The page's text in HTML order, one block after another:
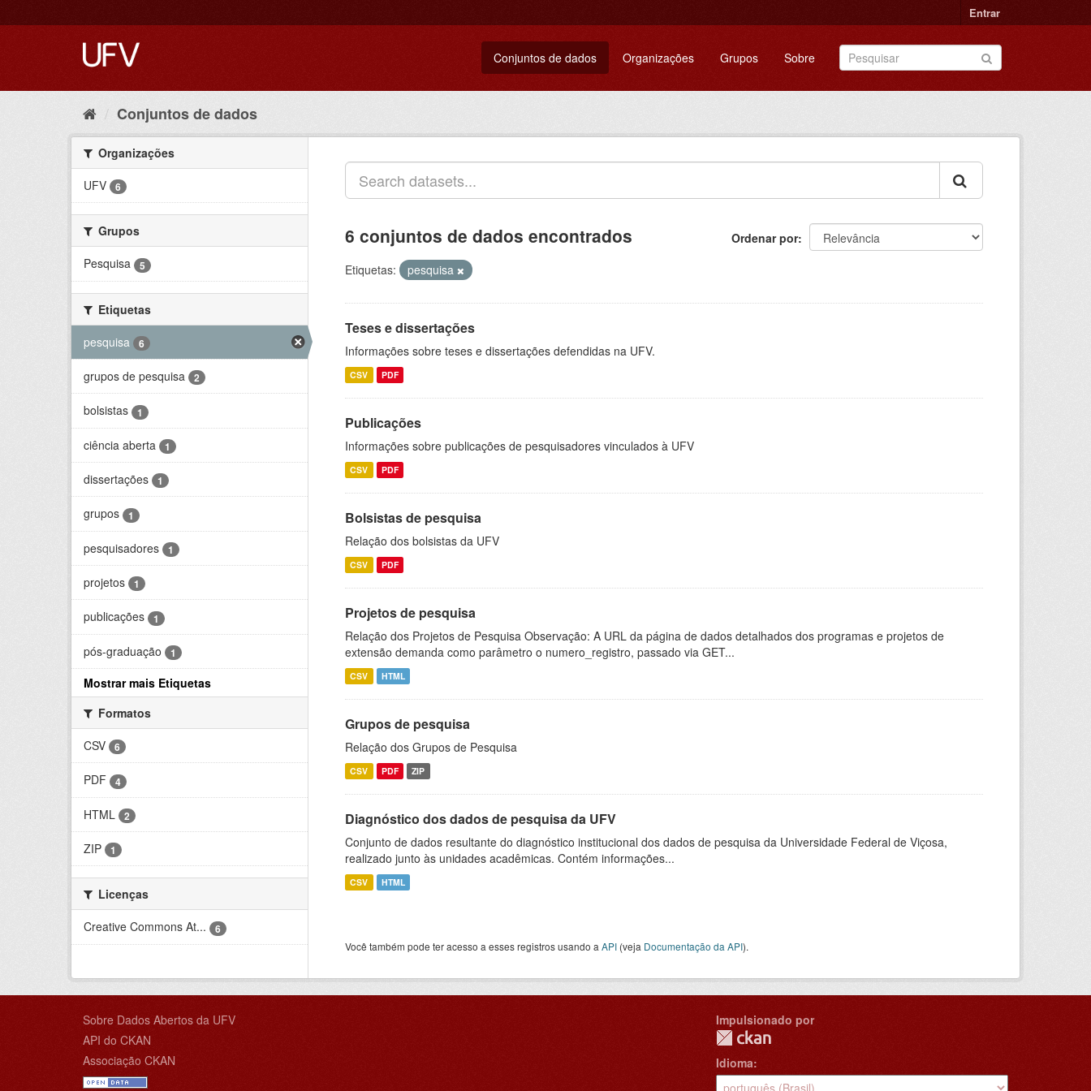
Entrar
Conjuntos de dados Organizações Grupos Sobre
Conjuntos de dados
Organizações
UFV
6
Grupos
Pesquisa
5
Etiquetas
pesquisa
6
grupos de pesquisa 2
bolsistas 1
ciência aberta 1
dissertações 1
grupos 1
pesquisadores 1
projetos 1
publicações 1
pós-graduação 1
Mostrar mais Etiquetas
Formatos
CSV
6
PDF 4
HTML 2
ZIP 1
Licenças
Creative Commons At...
6
Ordenar por
6 conjuntos de dados encontrados
Etiquetas: pesquisa
Teses e dissertações
Informações sobre teses e dissertações defendidas na UFV.
CSV PDF
Publicações
Informações sobre publicações de pesquisadores vinculados à UFV
CSV PDF
Bolsistas de pesquisa
Relação dos bolsistas da UFV
CSV PDF
Projetos de pesquisa
Relação dos Projetos de Pesquisa Observação: A URL da página de dados detalhados dos programas e projetos de
extensão demanda como parâmetro o numero_registro, passado via GET...
CSV HTML
Grupos de pesquisa
Relação dos Grupos de Pesquisa
CSV PDF ZIP
Diagnóstico dos dados de pesquisa da UFV
Conjunto de dados resultante do diagnóstico institucional dos dados de pesquisa da Universidade Federal de Viçosa,
realizado junto às unidades acadêmicas. Contém informações...
CSV HTML
Você também pode ter acesso a esses registros usando a API (veja Documentação da API).
Sobre Dados Abertos da UFV
API do CKAN
Associação CKAN
Impulsionado por
Idioma